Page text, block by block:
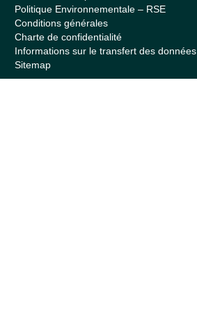
Politique Environnementale – RSE
Conditions générales
Charte de confidentialité
Informations sur le transfert des données
Sitemap